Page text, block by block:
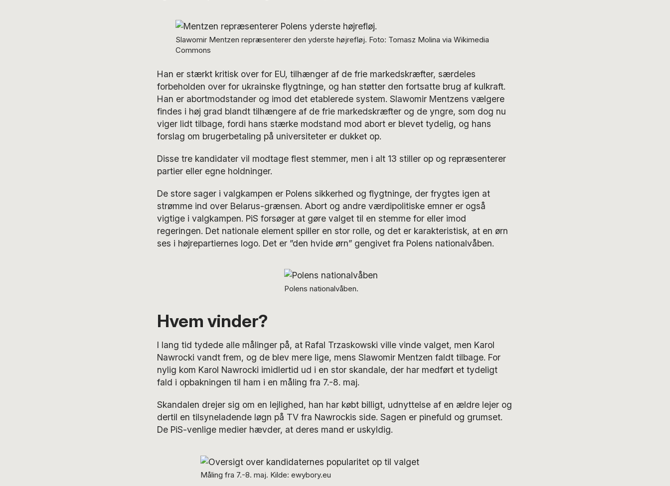
Slawomir Mentzen repræsenterer den yderste højrefløj. Foto: Tomasz Molina via Wikimedia
Commons
Han er stærkt kritisk over for EU, tilhænger af de frie markedskræfter, særdeles
forbeholden over for ukrainske flygtninge, og han støtter den fortsatte brug af kulkraft.
Han er abortmodstander og imod det etablerede system. Slawomir Mentzens vælgere
findes i høj grad blandt tilhængere af de frie markedskræfter og de yngre, som dog nu
viger lidt tilbage, fordi hans stærke modstand mod abort er blevet tydelig, og hans
forslag om brugerbetaling på universiteter er dukket op.
Disse tre kandidater vil modtage flest stemmer, men i alt 13 stiller op og repræsenterer
partier eller egne holdninger.
De store sager i valgkampen er Polens sikkerhed og flygtninge, der frygtes igen at
strømme ind over Belarus-grænsen. Abort og andre værdipolitiske emner er også
vigtige i valgkampen. PiS forsøger at gøre valget til en stemme for eller imod
regeringen. Det nationale element spiller en stor rolle, og det er karakteristisk, at en ørn
ses i højrepartiernes logo. Det er ”den hvide ørn” gengivet fra Polens nationalvåben.
Polens nationalvåben.
Hvem vinder?
I lang tid tydede alle målinger på, at Rafal Trzaskowski ville vinde valget, men Karol
Nawrocki vandt frem, og de blev mere lige, mens Slawomir Mentzen faldt tilbage. For
nylig kom Karol Nawrocki imidlertid ud i en stor skandale, der har medført et tydeligt
fald i opbakningen til ham i en måling fra 7.-8. maj.
Skandalen drejer sig om en lejlighed, han har købt billigt, udnyttelse af en ældre lejer og
dertil en tilsyneladende løgn på TV fra Nawrockis side. Sagen er pinefuld og grumset.
De PiS-venlige medier hævder, at deres mand er uskyldig.
Måling fra 7.-8. maj. Kilde: ewybory.eu